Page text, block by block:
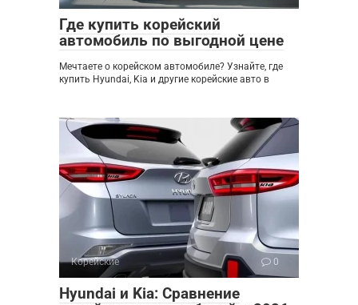
Где купить корейский
автомобиль по выгодной цене
Мечтаете о корейском автомобиле? Узнайте, где
купить Hyundai, Kia и другие корейские авто в
Корейские 0
Hyundai и Kia: Сравнение